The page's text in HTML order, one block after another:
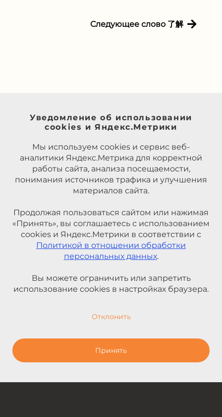
Следующее слово 了解
Уведомление об использовании
cookies и Яндекс.Метрики
Мы используем cookies и сервис веб-
аналитики Яндекс.Метрика для корректной
работы сайта, анализа посещаемости,
понимания источников трафика и улучшения
материалов сайта.
Продолжая пользоваться сайтом или нажимая
«Принять», вы соглашаетесь с использованием
cookies и Яндекс.Метрики в соответствии с
Политикой в отношении обработки
персональных данных.
Вы можете ограничить или запретить
использование cookies в настройках браузера.
Отклонить
Принять